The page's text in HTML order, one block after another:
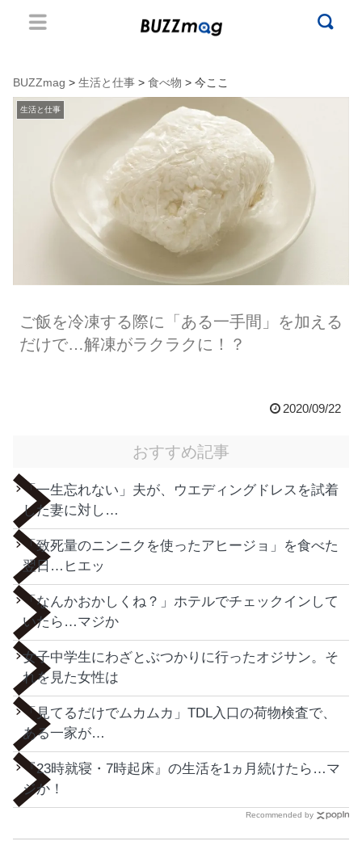
BUZZmag > 生活と仕事 > 食べ物 > 今ここ
生活と仕事
ご飯を冷凍する際に「ある一手間」を加える
だけで…解凍がラクラクに！？
2020/09/22
おすすめ記事
「一生忘れない」夫が、ウエディングドレスを試着
した妻に対し…
「致死量のニンニクを使ったアヒージョ」を食べた
翌日…ヒエッ
「なんかおかしくね？」ホテルでチェックインして
いたら…マジか
女子中学生にわざとぶつかりに行ったオジサン。そ
れを見た女性は
「見てるだけでムカムカ」TDL入口の荷物検査で、
ある一家が…
『23時就寝・7時起床』の生活を1ヵ月続けたら…マ
ジか！
Recommended by